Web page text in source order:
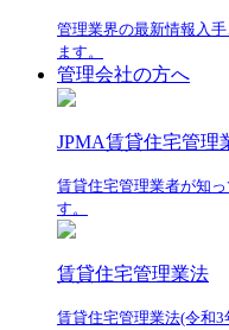
管理業界の最新情報入
ます。
管理会社の方へ
JPMA賃貸住宅管理
賃貸住宅管理業者が知
す。
賃貸住宅管理業法
賃貸住宅管理業法(令和